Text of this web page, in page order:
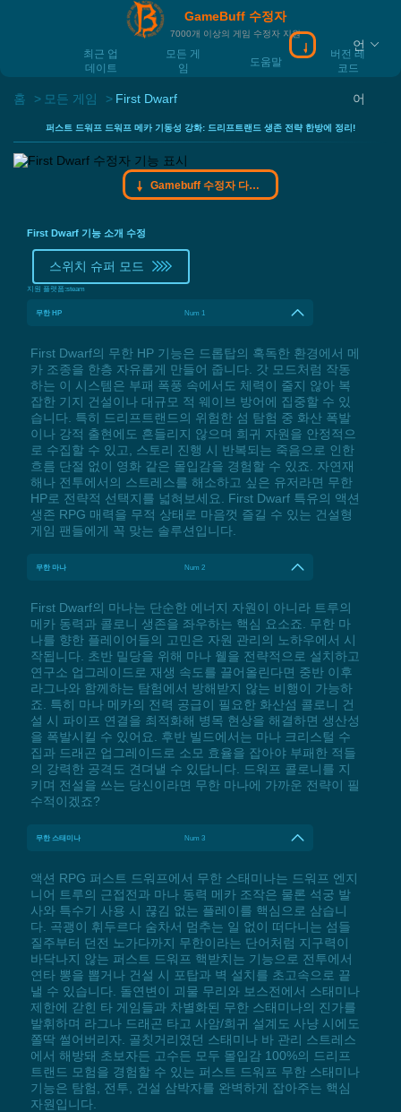
GameBuff 수정자
7000개 이상의 게임 수정자 지원
최근 업
데이트
모든 게
임
도움말
버전 레
코드
Gamebuff 수정
언
어
홈 모든 게임 First Dwarf
퍼스트 드워프 드워프 메카 기동성 강화: 드리프트랜드 생존 전략 한방에 정리!
Gamebuff 수정자 다운로드
First Dwarf 기능 소개 수정
스위치 슈퍼 모드
지원 플랫폼:steam
무한 HP Num 1
First Dwarf의 무한 HP 기능은 드롭탑의 혹독한 환경에서 메
카 조종을 한층 자유롭게 만들어 줍니다. 갓 모드처럼 작동
하는 이 시스템은 부패 폭풍 속에서도 체력이 줄지 않아 복
잡한 기지 건설이나 대규모 적 웨이브 방어에 집중할 수 있
습니다. 특히 드리프트랜드의 위험한 섬 탐험 중 화산 폭발
이나 강적 출현에도 흔들리지 않으며 희귀 자원을 안정적으
로 수집할 수 있고, 스토리 진행 시 반복되는 죽음으로 인한
흐름 단절 없이 영화 같은 몰입감을 경험할 수 있죠. 자연재
해나 전투에서의 스트레스를 해소하고 싶은 유저라면 무한
HP로 전략적 선택지를 넓혀보세요. First Dwarf 특유의 액션
생존 RPG 매력을 무적 상태로 마음껏 즐길 수 있는 건설형
게임 팬들에게 꼭 맞는 솔루션입니다.
무한 마나 Num 2
First Dwarf의 마나는 단순한 에너지 자원이 아니라 트루의
메카 동력과 콜로니 생존을 좌우하는 핵심 요소죠. 무한 마
나를 향한 플레이어들의 고민은 자원 관리의 노하우에서 시
작됩니다. 초반 밀당을 위해 마나 웰을 전략적으로 설치하고
연구소 업그레이드로 재생 속도를 끌어올린다면 중반 이후
라그나와 함께하는 탐험에서 방해받지 않는 비행이 가능하
죠. 특히 마나 메카의 전력 공급이 필요한 화산섬 콜로니 건
설 시 파이프 연결을 최적화해 병목 현상을 해결하면 생산성
을 폭발시킬 수 있어요. 후반 빌드에서는 마나 크리스털 수
집과 드래곤 업그레이드로 소모 효율을 잡아야 부패한 적들
의 강력한 공격도 견뎌낼 수 있답니다. 드워프 콜로니를 지
키며 전설을 쓰는 당신이라면 무한 마나에 가까운 전략이 필
수적이겠죠?
무한 스태미나 Num 3
액션 RPG 퍼스트 드워프에서 무한 스태미나는 드워프 엔지
니어 트루의 근접전과 마나 동력 메카 조작은 물론 석궁 발
사와 특수기 사용 시 끊김 없는 플레이를 핵심으로 삼습니
다. 곡괭이 휘두르다 숨차서 멈추는 일 없이 떠다니는 섬들
질주부터 던전 노가다까지 무한이라는 단어처럼 지구력이
바닥나지 않는 퍼스트 드워프 핵받치는 기능으로 전투에서
연타 뽕을 뽑거나 건설 시 포탑과 벽 설치를 초고속으로 끝
낼 수 있습니다. 돌연변이 괴물 무리와 보스전에서 스태미나
제한에 갇힌 타 게임들과 차별화된 무한 스태미나의 진가를
발휘하며 라그나 드래곤 타고 사암/희귀 설계도 사냥 시에도
쫄딱 썰어버리자. 골칫거리였던 스태미나 바 관리 스트레스
에서 해방돼 초보자든 고수든 모두 몰입감 100%의 드리프
트랜드 모험을 경험할 수 있는 퍼스트 드워프 무한 스태미나
기능은 탐험, 전투, 건설 삼박자를 완벽하게 잡아주는 핵심
자원입니다.